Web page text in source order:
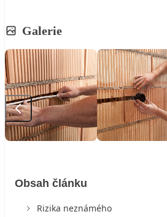
Galerie
Obsah článku
Rizika neznámého